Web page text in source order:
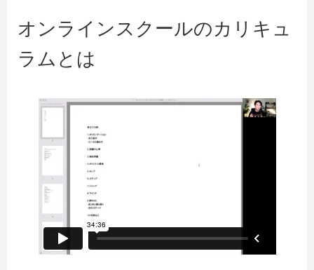
オンラインスクールのカリキュ
ラムとは